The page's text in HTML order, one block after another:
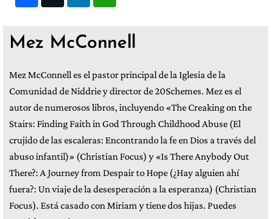
Mez McConnell
Mez McConnell es el pastor principal de la Iglesia de la
Comunidad de Niddrie y director de 20Schemes. Mez es el
autor de numerosos libros, incluyendo «The Creaking on the
Stairs: Finding Faith in God Through Childhood Abuse (El
crujido de las escaleras: Encontrando la fe en Dios a través del
abuso infantil)» (Christian Focus) y «Is There Anybody Out
There?: A Journey from Despair to Hope (¿Hay alguien ahí
fuera?: Un viaje de la desesperación a la esperanza) (Christian
Focus). Está casado con Miriam y tiene dos hijas. Puedes